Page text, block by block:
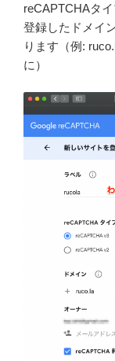
reCAPTCHAタ
登録したドメイ
ります（例:
に）